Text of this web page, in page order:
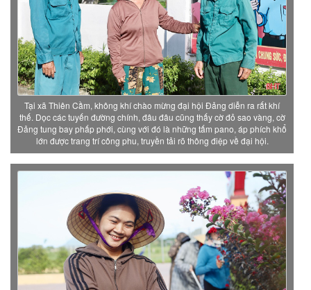
Tại xã Thiên Cầm, không khí chào mừng đại hội Đảng diễn ra rất khí
thế. Dọc các tuyến đường chính, đâu đâu cũng thấy cờ đỏ sao vàng, cờ
Đảng tung bay phấp phới, cùng với đó là những tấm pano, áp phích khổ
lớn được trang trí công phu, truyền tải rõ thông điệp về đại hội.